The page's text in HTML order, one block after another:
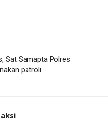
Sat Samapta Polres
patroli